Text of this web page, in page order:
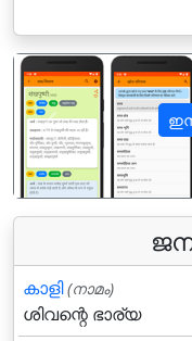
पिछला
കാളി (നാമം)
ശിവന്റെ ഭാര്യ